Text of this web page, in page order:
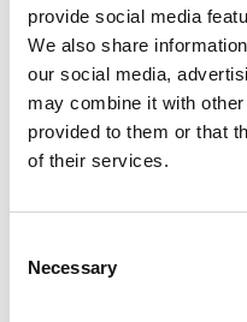
provide social media
We also share
our social media,
may combine it with
provided to them or that
of their services.
Selection
Necessary
Settore o tipologia di
Indirizzo sede legale (Via,